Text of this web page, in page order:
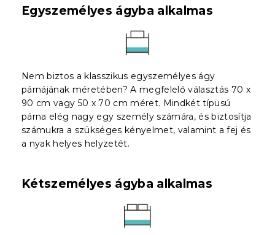
Egyszemélyes ágyba alkalmas
Nem biztos a klasszikus egyszemélyes ágy
párnájának méretében? A megfelelő választás 70 x
90 cm vagy 50 x 70 cm méret. Mindkét típusú
párna elég nagy egy személy számára, és biztosítja
számukra a szükséges kényelmet, valamint a fej és
a nyak helyes helyzetét.
Kétszemélyes ágyba alkalmas